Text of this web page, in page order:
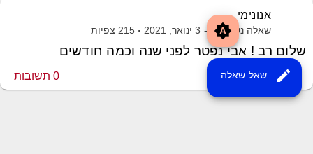
brightness_auto
edit שאל שאלה
אנונימי
שאלה נשאלה ב- 3 ינואר, 2021 215 צפיות
שלום רב ! אבי נפטר לפני שנה וכמה חודשים
thumb_up_off_alt
0
thumb_down_off_alt
0
0 תשובות